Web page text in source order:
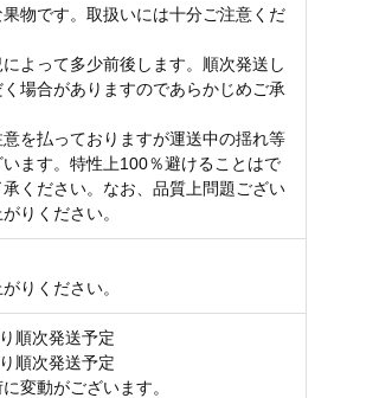
物です。取扱いには十分ご注意くだ
よって多少前後します。順次発送し
場合がありますのであらかじめご承
を払っておりますが運送中の揺れ等
ます。特性上100％避けることはで
ください。なお、品質上問題ござい
りください。
りください。
順次発送予定
順次発送予定
変動がございます。